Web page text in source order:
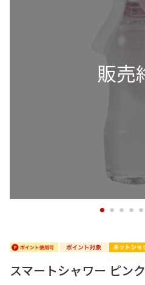
1 2 3 4 5
スマートシャワー ピンク